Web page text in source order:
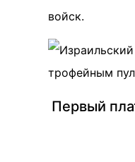
войск.
Первый